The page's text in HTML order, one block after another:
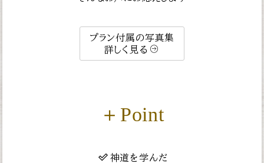
プラン付属の写真集
詳しく見る
＋Point
神道を学んだ